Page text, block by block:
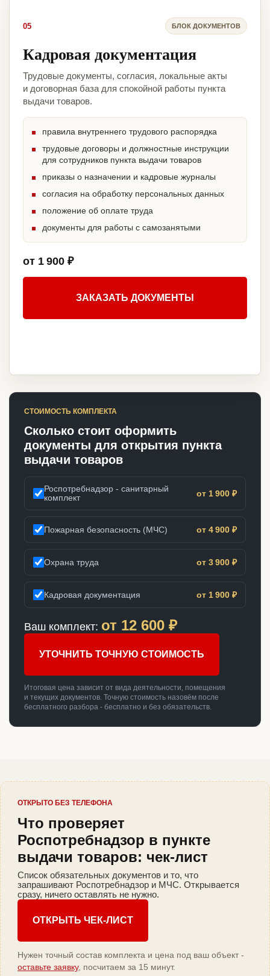
05 БЛОК ДОКУМЕНТОВ
Кадровая документация
Трудовые документы, согласия, локальные акты
и договорная база для спокойной работы пункта
выдачи товаров.
правила внутреннего трудового распорядка
трудовые договоры и должностные инструкции
для сотрудников пункта выдачи товаров
приказы о назначении и кадровые журналы
согласия на обработку персональных данных
положение об оплате труда
документы для работы с самозанятыми
от 1 900 ₽
ЗАКАЗАТЬ ДОКУМЕНТЫ
СТОИМОСТЬ КОМПЛЕКТА
Сколько стоит оформить
документы для открытия пункта
выдачи товаров
Роспотребнадзор - санитарный
комплект
от 1 900 ₽
Пожарная безопасность (МЧС) от 4 900 ₽
Охрана труда от 3 900 ₽
Кадровая документация от 1 900 ₽
Ваш комплект: от 12 600 ₽
УТОЧНИТЬ ТОЧНУЮ СТОИМОСТЬ
Итоговая цена зависит от вида деятельности, помещения
и текущих документов. Точную стоимость назовём после
бесплатного разбора - бесплатно и без обязательств.
ОТКРЫТО БЕЗ ТЕЛЕФОНА
Что проверяет
Роспотребнадзор в пункте
выдачи товаров: чек-лист
Список обязательных документов и то, что
запрашивают Роспотребнадзор и МЧС. Открывается
сразу, ничего оставлять не нужно.
ОТКРЫТЬ ЧЕК-ЛИСТ
Нужен точный состав комплекта и цена под ваш объект -
оставьте заявку, посчитаем за 15 минут.